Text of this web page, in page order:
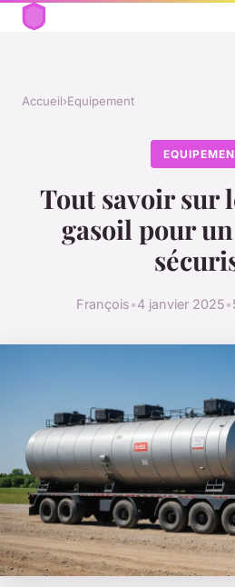
Accueil›Equipement
Tout savoir sur
gasoil pour
François•4 janvier 2025•